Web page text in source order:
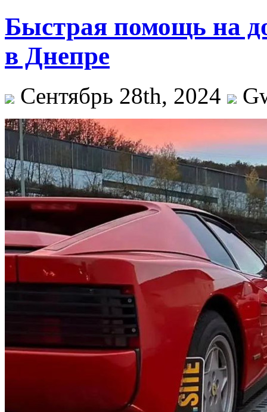
Быстрая помощь на
в Днепре
Сентябрь 28th, 2024